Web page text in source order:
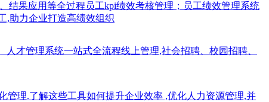
结果应用等全过程员工kpi绩效考核管理；员工绩效管理系统
,助力企业打造高绩效组织
才管理系统一站式全流程线上管理,社会招聘、校园招聘、
理.了解这些工具如何提升企业效率 ,优化人力资源管理,并